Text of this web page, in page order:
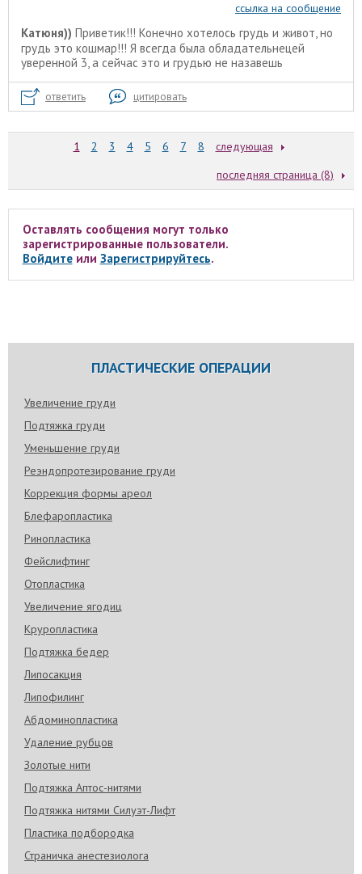
ссылка на сообщение
Катюня)) Приветик!!! Конечно хотелось грудь и живот, но
грудь это кошмар!!! Я всегда была обладательнецей
уверенной 3, а сейчас это и грудью не назавешь
ответить цитировать
1 2 3 4 5 6 7 8
следующая
последняя страница (8)
Оставлять сообщения могут только
зарегистрированные пользователи.
Войдитеили Зарегистрируйтесь.
ПЛАСТИЧЕСКИЕ ОПЕРАЦИИ
Увеличение груди
Подтяжка груди
Уменьшение груди
Реэндопротезирование груди
Коррекция формы ареол
Блефаропластика
Ринопластика
Фейслифтинг
Отопластика
Увеличение ягодиц
Круропластика
Подтяжка бедер
Липосакция
Липофилинг
Абдоминопластика
Удаление рубцов
Золотые нити
Подтяжка Аптос-нитями
Подтяжка нитями Силуэт-Лифт
Пластика подбородка
Страничка анестезиолога